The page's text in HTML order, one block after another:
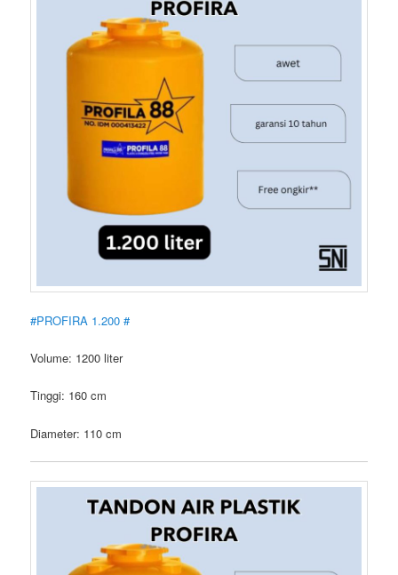
#PROFIRA 1.200 #
Volume: 1200 liter
Tinggi: 160 cm
Diameter: 110 cm